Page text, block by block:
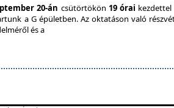
20-án csütörtökön 19 órai
a G épületben. Az oktatáson való
és a